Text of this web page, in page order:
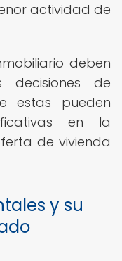
actividad de
deben
de
estas pueden
en la
de vivienda
y su